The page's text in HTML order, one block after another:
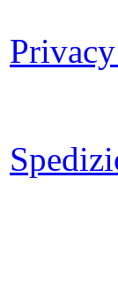
Privacy